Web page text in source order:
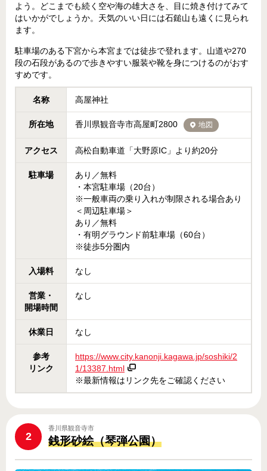
よう。どこまでも続く空や海の雄大さを、目に焼き付けてみて
はいかがでしょうか。天気のいい日には石鎚山も遠くに見られ
ます。
駐車場のある下宮から本宮までは徒歩で登れます。山道や270
段の石段があるので歩きやすい服装や靴を身につけるのがおす
すめです。
名称 高屋神社
所在地 香川県観音寺市高屋町2800 地図
アクセス 高松自動車道「大野原IC」より約20分
駐車場
あり／無料
・本宮駐車場（20台）
※一般車両の乗り入れが制限される場合あり
＜周辺駐車場＞
あり／無料
・有明グラウンド前駐車場（60台）
※徒歩5分圏内
入場料 なし
営業・
開場時間
なし
休業日 なし
参考
リンク
https://www.city.kanonji.kagawa.jp/soshiki/2
1/13387.html
※最新情報はリンク先をご確認ください
2
香川県観音寺市
銭形砂絵（琴弾公園）